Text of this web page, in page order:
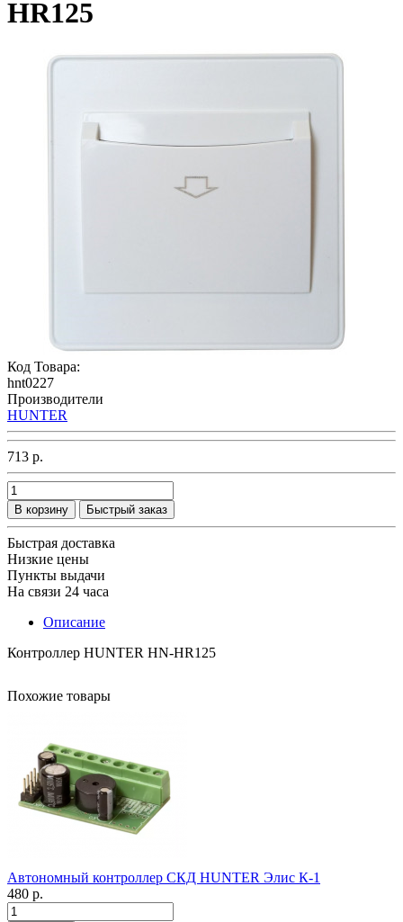
HR125
Код Товара:
hnt0227
Производители
HUNTER
713 р.
В корзину Быстрый заказ
Быстрая доставка
Низкие цены
Пункты выдачи
На связи 24 часа
Описание
Контроллер HUNTER HN-HR125
Похожие товары
Автономный контроллер СКД HUNTER Элис К-1
480 р.